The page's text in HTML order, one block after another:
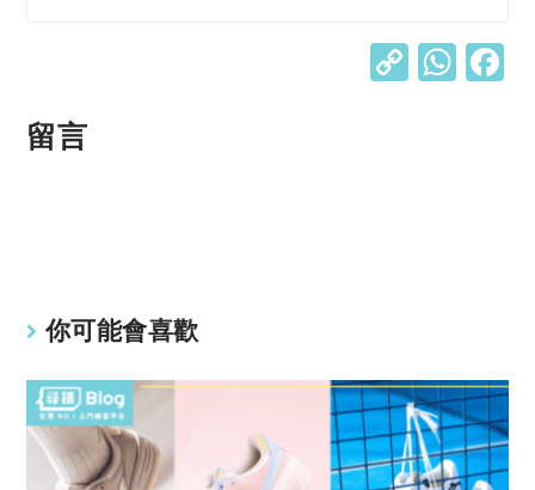
C W
留言
你可能會喜歡